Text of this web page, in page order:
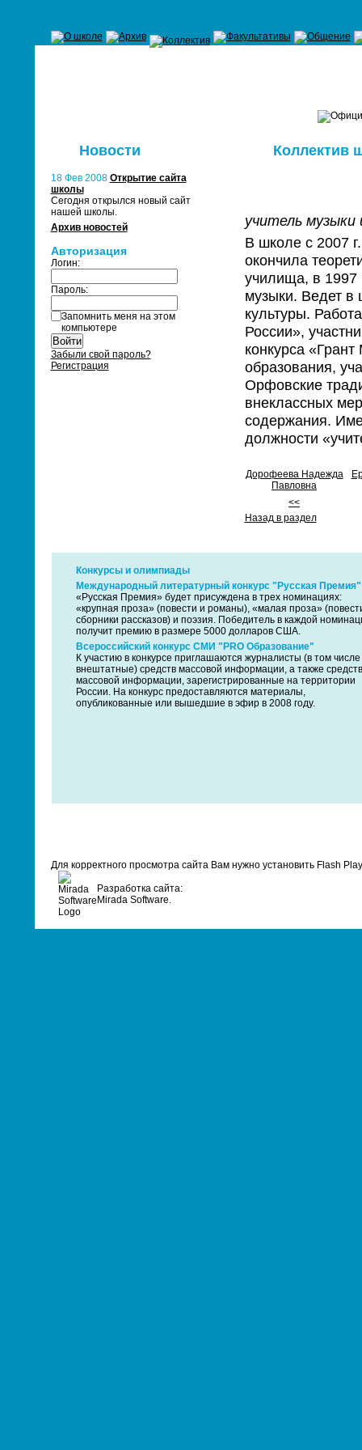
Новости
18 Фев 2008 Открытие сайта
школы
Сегодня открылся новый сайт
нашей школы.
Архив новостей
Авторизация
Логин:
Пароль:
Запомнить меня на этом
компьютере
Забыли свой пароль?
Регистрация
Коллектив
учитель
В школе с 2007
окончила
училища, в 1997
музыки. Ведет в
культуры.
России»,
конкурса
образования,
Орфовские
внеклассных
содержания.
должности
Дорофеева Надежда
Павловна
<<
Назад в раздел
Конкурсы и олимпиады
Международный литературный конкурс "Русская Премия"
«Русская Премия» будет присуждена в трех номинациях:
«крупная проза» (повести и романы), «малая проза»
сборники рассказов) и поэзия. Победитель в каждой
получит премию в размере 5000 долларов США.
Всероссийский конкурс СМИ "PRO Образование"
К участию в конкурсе приглашаются журналисты (в том числе
внештатные) средств массовой информации, а также
массовой информации, зарегистрированные на территории
России. На конкурс предоставляются материалы,
опубликованные или вышедшие в эфир в 2008 году.
Для корректного просмотра сайта Вам нужно установить Flash
Разработка сайта:
Mirada Software.